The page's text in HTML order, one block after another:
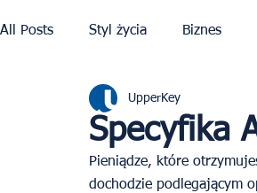
All Posts Styl życia Biznes
Rzym Dubai
Igrzyska Olimpijskie w Paryżu 2024
Specyfika
UpperKey
Pieniądze, które
dochodzie podlegającym